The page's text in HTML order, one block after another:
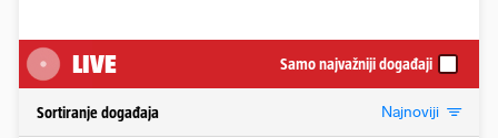
LIVE Samo najvažniji događaji
Sortiranje događaja Najnoviji